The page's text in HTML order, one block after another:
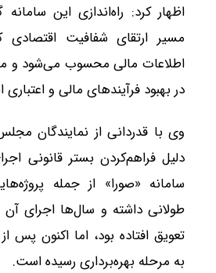
اظهار کرد: راه‌اندازی این
مسیر ارتقای شفافیت
اطلاعات مالی محسوب می‌شود و
در بهبود فرآیندهای مالی و اعتباری
وی با قدردانی از نمایندگان
دلیل فراهم‌کردن بستر قانونی
سامانه «صورا» از جمله
طولانی داشته و سال‌ها اجرای
تعویق افتاده بود، اما اکنون پس
به مرحله بهره‌برداری رسیده است.